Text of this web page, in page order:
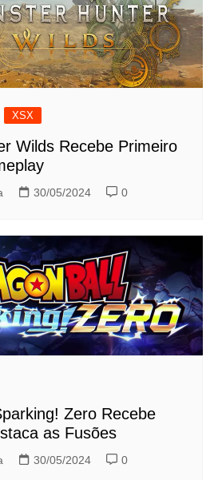
XSX
Wilds Recebe Primeiro
30/05/2024 0
Zero Recebe
as Fusões
30/05/2024 0